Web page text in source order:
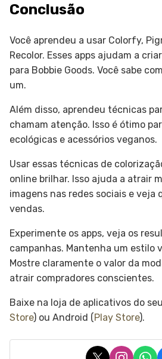
Conclusão
Você aprendeu a usar Colorfy,
Recolor. Esses apps ajudam a
para Bobbie Goods. Você sabe
um.
Além disso, aprendeu técnicas
chamam atenção. Isso é ótimo
ecológicas e acessórios veganos.
Usar essas técnicas de
online brilhar. Isso ajuda a atrair
imagens nas redes sociais e veja
vendas.
Experimente os apps, veja os
campanhas. Mantenha um estilo
Mostre claramente o valor da
atrair compradores conscientes.
Baixe na loja de aplicativos do
Store) ou Android (Play Store).
X Instagram